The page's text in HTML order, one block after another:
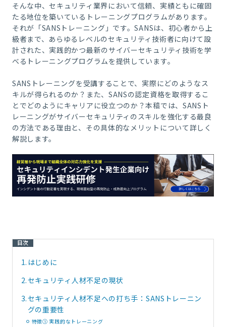
そんな中、セキュリティ業界において信頼、実績ともに確固
たる地位を築いているトレーニングプログラムがあります。
それが「SANSトレーニング」です。SANSは、初心者から上
級者まで、あらゆるレベルのセキュリティ技術者に向けて設
計された、実践的かつ最新のサイバーセキュリティ技術を学
べるトレーニングプログラムを提供しています。
SANSトレーニングを受講することで、実際にどのようなス
キルが得られるのか？また、SANSの認定資格を取得するこ
とでどのようにキャリアに役立つのか？本稿では、SANSト
レーニングがサイバーセキュリティのスキルを強化する最良
の方法である理由と、その具体的なメリットについて詳しく
解説します。
目次
1. はじめに
2.セキュリティ人材不足の現状
3.セキュリティ人材不足への打ち手：SANSトレーニン
グの重要性
特徴① 実践的なトレーニング